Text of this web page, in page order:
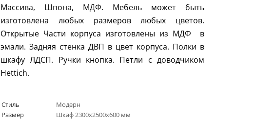
Массива, Шпона, МДФ. Мебель может быть
изготовлена любых размеров любых цветов.
Открытые Части корпуса изготовлены из МДФ в
эмали. Задняя стенка ДВП в цвет корпуса. Полки в
шкафу ЛДСП. Ручки кнопка. Петли с доводчиком
Hettich.
Стиль
Модерн
Размер
Шкаф 2300х2500х600 мм